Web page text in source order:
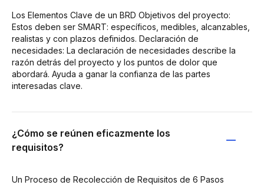
Los Elementos Clave de un BRD Objetivos del proyecto:
Estos deben ser SMART: específicos, medibles, alcanzables,
realistas y con plazos definidos. Declaración de
necesidades: La declaración de necesidades describe la
razón detrás del proyecto y los puntos de dolor que
abordará. Ayuda a ganar la confianza de las partes
interesadas clave.
¿Cómo se reúnen eficazmente los
requisitos?
Un Proceso de Recolección de Requisitos de 6 Pasos